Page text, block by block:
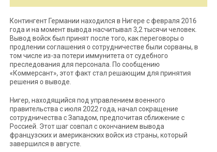
Контингент Германии находился в Нигере с февраля 2016
года и на момент вывода насчитывал 3,2 тысячи человек.
Вывод войск был принят после того, как переговоры о
продлении соглашения о сотрудничестве были сорваны, в
том числе из-за потери иммунитета от судебного
преследования для персонала. По сообщению
«Коммерсант», этот факт стал решающим для принятия
решения о выводе.
Нигер, находящийся под управлением военного
правительства с июля 2022 года, начал сокращение
сотрудничества с Западом, предпочитая сближение с
Россией. Этот шаг совпал с окончанием вывода
французских и американских войск из страны, который
завершился в августе.